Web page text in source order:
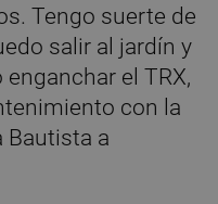
Tengo suerte de
salir al jardín y
el TRX,
con la
Bautista a